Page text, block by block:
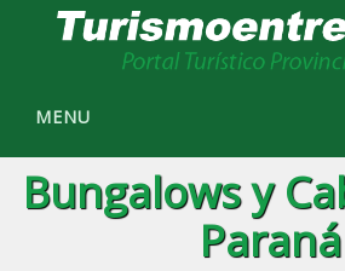
MENU
Bungalows y
Paraná